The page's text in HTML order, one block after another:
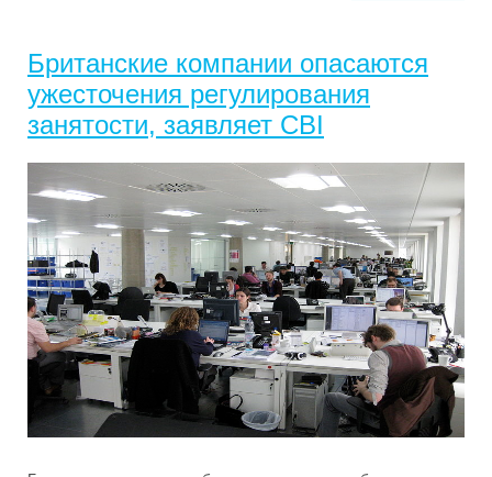
Британские компании опасаются
ужесточения регулирования
занятости, заявляет CBI